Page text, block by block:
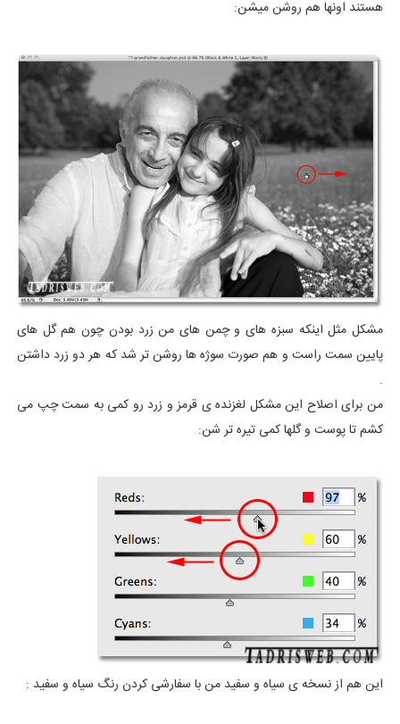
هستند اونها هم روشن میشن:
مشکل مثل اینکه سبزه های و چمن های من زرد بودن چون هم گل های
پایین سمت راست و هم صورت سوژه ها روشن تر شد که هر دو زرد داشتن
.
من برای اصلاح این مشکل لغزنده ی قرمز و زرد رو کمی به سمت چپ می
کشم تا پوست و گلها کمی تیره تر شن:
این هم از نسخه ی سیاه و سفید من با سفارشی کردن رنگ سیاه و سفید :